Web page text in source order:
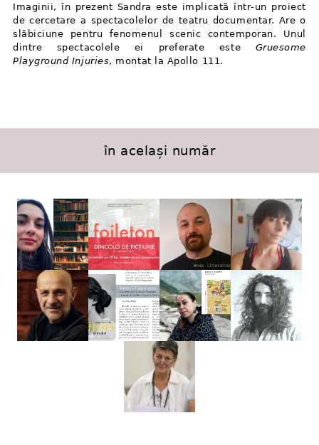
Imaginii, în prezent Sandra este implicată într⁠-⁠un proiect
de cercetare a spectacolelor de teatru documentar. Are o
slăbiciune pentru fenomenul scenic contemporan. Unul
dintre spectacolele ei preferate este Gruesome
Playground Injuries, montat la Apollo 111.
în același număr